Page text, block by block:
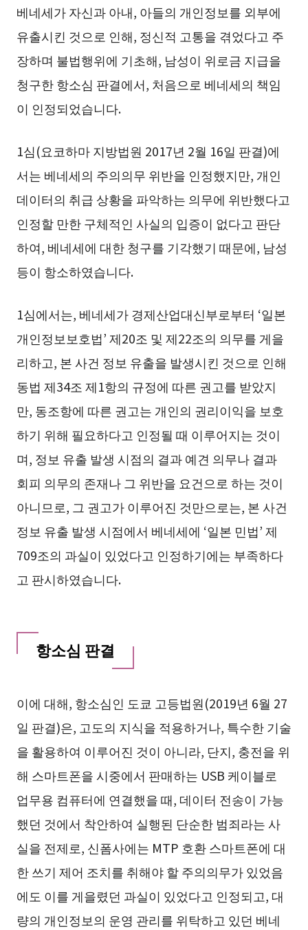
베네세가 자신과 아내, 아들의 개인정보를 외부에
유출시킨 것으로 인해, 정신적 고통을 겪었다고 주
장하며 불법행위에 기초해, 남성이 위로금 지급을
청구한 항소심 판결에서, 처음으로 베네세의 책임
이 인정되었습니다.
1심(요코하마 지방법원 2017년 2월 16일 판결)에
서는 베네세의 주의의무 위반을 인정했지만, 개인
데이터의 취급 상황을 파악하는 의무에 위반했다고
인정할 만한 구체적인 사실의 입증이 없다고 판단
하여, 베네세에 대한 청구를 기각했기 때문에, 남성
등이 항소하였습니다.
1심에서는, 베네세가 경제산업대신부로부터 ‘일본
개인정보보호법’ 제20조 및 제22조의 의무를 게을
리하고, 본 사건 정보 유출을 발생시킨 것으로 인해
동법 제34조 제1항의 규정에 따른 권고를 받았지
만, 동조항에 따른 권고는 개인의 권리이익을 보호
하기 위해 필요하다고 인정될 때 이루어지는 것이
며, 정보 유출 발생 시점의 결과 예견 의무나 결과
회피 의무의 존재나 그 위반을 요건으로 하는 것이
아니므로, 그 권고가 이루어진 것만으로는, 본 사건
정보 유출 발생 시점에서 베네세에 ‘일본 민법’ 제
709조의 과실이 있었다고 인정하기에는 부족하다
고 판시하였습니다.
항소심 판결
이에 대해, 항소심인 도쿄 고등법원(2019년 6월 27
일 판결)은, 고도의 지식을 적용하거나, 특수한 기술
을 활용하여 이루어진 것이 아니라, 단지, 충전을 위
해 스마트폰을 시중에서 판매하는 USB 케이블로
업무용 컴퓨터에 연결했을 때, 데이터 전송이 가능
했던 것에서 착안하여 실행된 단순한 범죄라는 사
실을 전제로, 신폼사에는 MTP 호환 스마트폰에 대
한 쓰기 제어 조치를 취해야 할 주의의무가 있었음
에도 이를 게을렸던 과실이 있었다고 인정되고, 대
량의 개인정보의 운영 관리를 위탁하고 있던 베네